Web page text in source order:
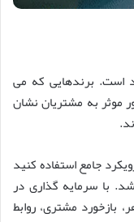
است. برندهایی که می
موثر به مشتریان نشان
جامع استفاده کنید
با سرمایه گذاری در
بازخورد مشتری، روابط